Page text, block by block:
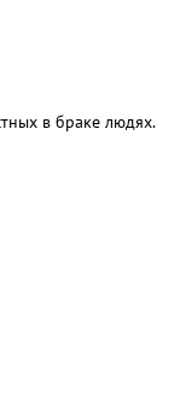
в браке людях.